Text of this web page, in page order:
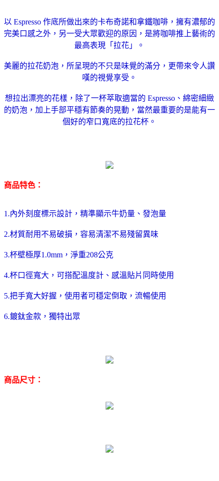
以 Espresso 作底所做出來的卡布奇諾和拿鐵咖啡，擁有濃郁的
完美口感之外，另一受大眾歡迎的原因，是將咖啡推上藝術的
最高表現「拉花」。
美麗的拉花奶泡，所呈現的不只是味覺的滿分，更帶來令人讚
嘆的視覺享受。
想拉出漂亮的花樣，除了一杯萃取適當的 Espresso、綿密細緻
的奶泡，加上手部平穩有節奏的晃動，當然最重要的是能有一
個好的窄口寬底的拉花杯。
商品特色：
1.內外刻度標示設計，精準顯示牛奶量、發泡量
2.材質耐用不易破損，容易清潔不易殘留異味
3.杯壁極厚1.0mm，淨重208公克
4.杯口徑寬大，可搭配溫度計、感溫貼片同時使用
5.把手寬大好握，使用者可穩定倒取，流暢使用
6.鍍鈦金款，獨特出眾
商品尺寸：